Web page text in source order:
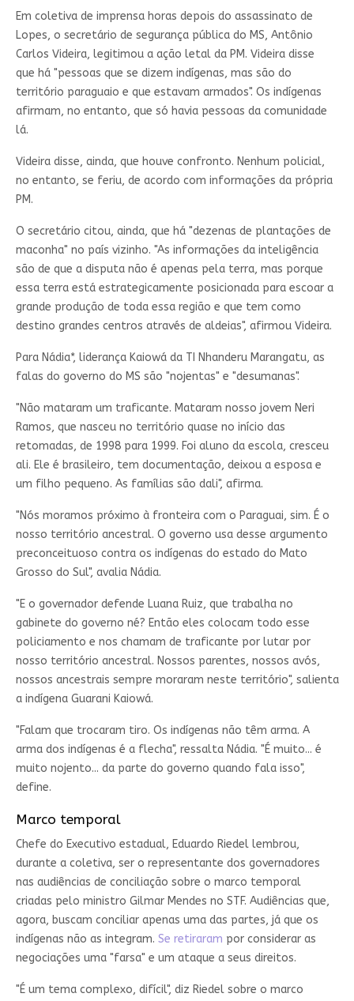
Em coletiva de imprensa horas depois do assassinato de
Lopes, o secretário de segurança pública do MS, Antônio
Carlos Videira, legitimou a ação letal da PM. Videira disse
que há "pessoas que se dizem indígenas, mas são do
território paraguaio e que estavam armados". Os indígenas
afirmam, no entanto, que só havia pessoas da comunidade
lá.
Videira disse, ainda, que houve confronto. Nenhum policial,
no entanto, se feriu, de acordo com informações da própria
PM.
O secretário citou, ainda, que há "dezenas de plantações de
maconha" no país vizinho. "As informações da inteligência
são de que a disputa não é apenas pela terra, mas porque
essa terra está estrategicamente posicionada para escoar a
grande produção de toda essa região e que tem como
destino grandes centros através de aldeias", afirmou Videira.
Para Nádia*, liderança Kaiowá da TI Nhanderu Marangatu, as
falas do governo do MS são "nojentas" e "desumanas".
"Não mataram um traficante. Mataram nosso jovem Neri
Ramos, que nasceu no território quase no início das
retomadas, de 1998 para 1999. Foi aluno da escola, cresceu
ali. Ele é brasileiro, tem documentação, deixou a esposa e
um filho pequeno. As famílias são dali", afirma.
"Nós moramos próximo à fronteira com o Paraguai, sim. É o
nosso território ancestral. O governo usa desse argumento
preconceituoso contra os indígenas do estado do Mato
Grosso do Sul", avalia Nádia.
"E o governador defende Luana Ruiz, que trabalha no
gabinete do governo né? Então eles colocam todo esse
policiamento e nos chamam de traficante por lutar por
nosso território ancestral. Nossos parentes, nossos avós,
nossos ancestrais sempre moraram neste território", salienta
a indígena Guarani Kaiowá.
"Falam que trocaram tiro. Os indígenas não têm arma. A
arma dos indígenas é a flecha", ressalta Nádia. "É muito... é
muito nojento... da parte do governo quando fala isso",
define.
Marco temporal
Chefe do Executivo estadual, Eduardo Riedel lembrou,
durante a coletiva, ser o representante dos governadores
nas audiências de conciliação sobre o marco temporal
criadas pelo ministro Gilmar Mendes no STF. Audiências que,
agora, buscam conciliar apenas uma das partes, já que os
indígenas não as integram. Se retiraram por considerar as
negociações uma "farsa" e um ataque a seus direitos.
"É um tema complexo, difícil", diz Riedel sobre o marco